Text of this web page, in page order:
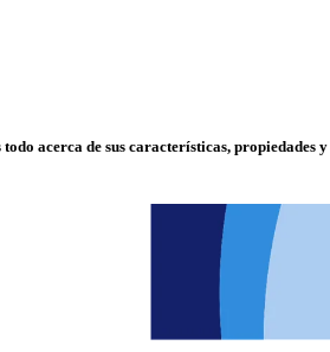
todo acerca de sus características, propiedades